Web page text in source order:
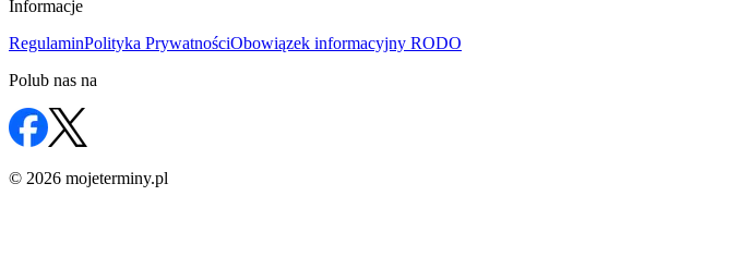
Informacje
RegulaminPolityka PrywatnościObowiązek informacyjny RODO
Polub nas na
© 2026 mojeterminy.pl